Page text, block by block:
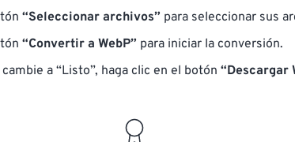
“Seleccionar archivos” para seleccionar sus
“Convertir a WebP” para iniciar la conversión.
a “Listo”, haga clic en el botón “Descargar